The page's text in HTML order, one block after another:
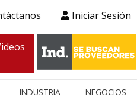
Iniciar Sesión
INDUSTRIA
NEGOCIOS